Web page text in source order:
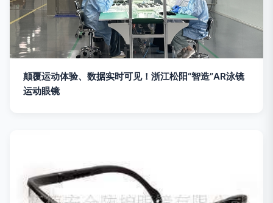
颠覆运动体验、数据实时可见！浙江松阳“智造”AR泳镜
运动眼镜